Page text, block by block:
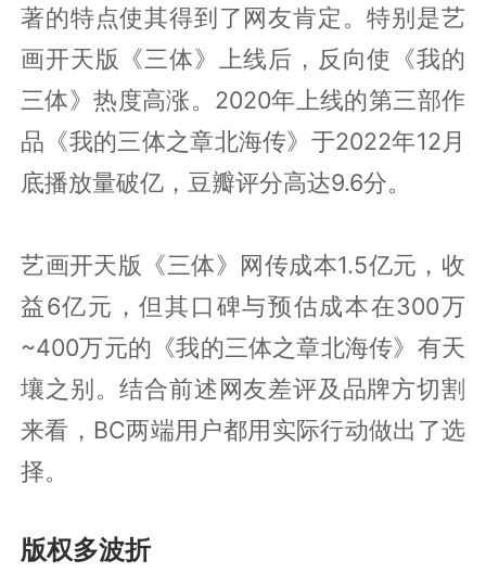
著的特点使其得到了网友肯定。特别是艺
画开天版《三体》上线后，反向使《我的
三体》热度高涨。2020年上线的第三部作
品《我的三体之章北海传》于2022年12月
底播放量破亿，豆瓣评分高达9.6分。
艺画开天版《三体》网传成本1.5亿元，收
益6亿元，但其口碑与预估成本在300万
~400万元的《我的三体之章北海传》有天
壤之别。结合前述网友差评及品牌方切割
来看，BC两端用户都用实际行动做出了选
择。
版权多波折